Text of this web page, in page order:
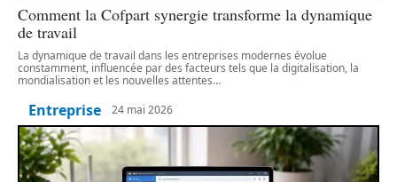
Comment la Cofpart synergie transforme la dynamique
de travail
La dynamique de travail dans les entreprises modernes évolue
constamment, influencée par des facteurs tels que la digitalisation, la
mondialisation et les nouvelles attentes…
Entreprise 24 mai 2026